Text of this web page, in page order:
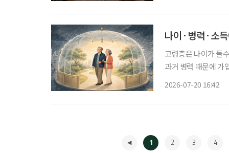
나이·병력·소
고령층은 나이가 들
과거 병력 때문에 가
2026-07-20 16:42
1 2 3 4